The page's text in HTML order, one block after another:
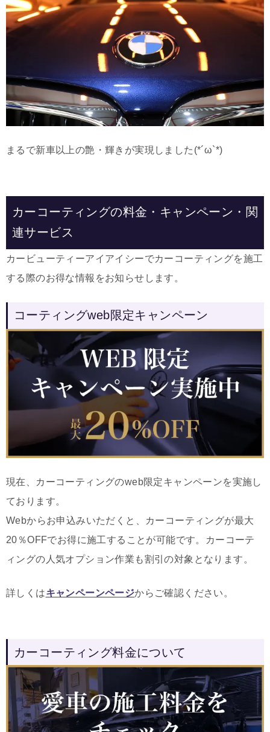
まるで新車以上の艶・輝きが実現しました(*´ω`*)
カーコーティングの料金・キャンペーン・関
連サービス
カービューティーアイアイシーでカーコーティングを施工
する際のお得な情報をお知らせします。
コーティングweb限定キャンペーン
現在、カーコーティングのweb限定キャンペーンを実施し
ております。
Webからお申込みいただくと、カーコーティングが最大
20％OFFでお得に施工することが可能です。カーコーテ
ィングの人気オプション作業も割引の対象となります。
詳しくはキャンペーンページからご確認ください。
カーコーティング料金について